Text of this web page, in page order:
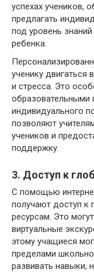
успехах учеников,
предлагать
под уровень
ребенка.
ученику двигаться
и стресса. Это
образовательными
индивидуального
позволяют
учеников и
поддержку.
3. Доступ к
С помощью
получают доступ к
ресурсам. Это
виртуальные
этому учащиеся
пределами
развивать навыки,